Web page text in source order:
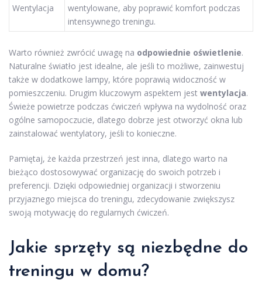
Wentylacja
wentylowane, aby poprawić komfort podczas
intensywnego treningu.
Warto również zwrócić uwagę na odpowiednie oświetlenie.
Naturalne światło jest idealne, ale jeśli to możliwe, zainwestuj
także w dodatkowe lampy, które poprawią widoczność w
pomieszczeniu. Drugim kluczowym aspektem jest wentylacja.
Świeże powietrze podczas ćwiczeń wpływa na wydolność oraz
ogólne samopoczucie, dlatego dobrze jest otworzyć okna lub
zainstalować wentylatory, jeśli to konieczne.
Pamiętaj, że każda przestrzeń jest inna, dlatego warto na
bieżąco dostosowywać organizację do swoich potrzeb i
preferencji. Dzięki odpowiedniej organizacji i stworzeniu
przyjaznego miejsca do treningu, zdecydowanie zwiększysz
swoją motywację do regularnych ćwiczeń.
Jakie sprzęty są niezbędne do
treningu w domu?